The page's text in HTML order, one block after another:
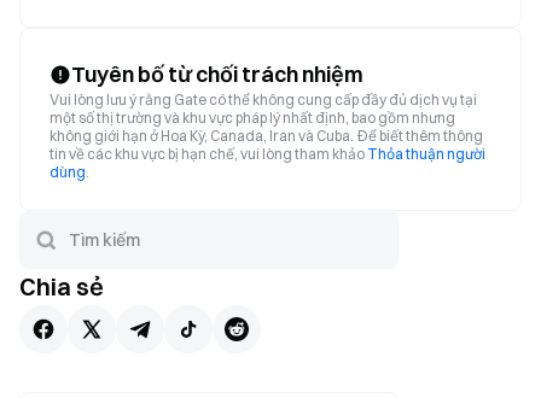
Tuyên bố từ chối trách nhiệm
Vui lòng lưu ý rằng Gate có thể không cung cấp đầy đủ dịch vụ tại
một số thị trường và khu vực pháp lý nhất định, bao gồm nhưng
không giới hạn ở Hoa Kỳ, Canada, Iran và Cuba. Để biết thêm thông
tin về các khu vực bị hạn chế, vui lòng tham khảo Thỏa thuận người
dùng.
Chia sẻ